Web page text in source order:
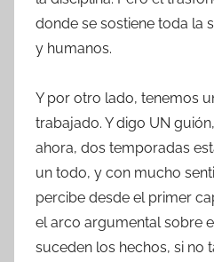
donde se sostiene toda la
y humanos.
Y por otro lado, tenemos
trabajado. Y digo UN
ahora, dos temporadas
un todo, y con mucho
percibe desde el primer
el arco argumental sobre
suceden los hechos, si no